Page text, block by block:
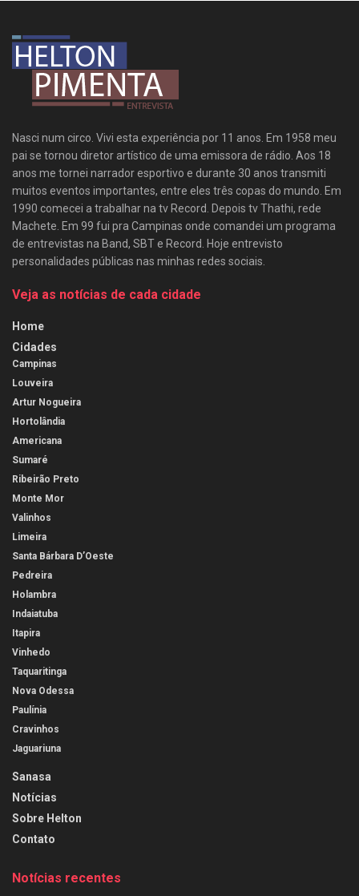
Nasci num circo. Vivi esta experiência por 11 anos. Em 1958 meu
pai se tornou diretor artístico de uma emissora de rádio. Aos 18
anos me tornei narrador esportivo e durante 30 anos transmiti
muitos eventos importantes, entre eles três copas do mundo. Em
1990 comecei a trabalhar na tv Record. Depois tv Thathi, rede
Machete. Em 99 fui pra Campinas onde comandei um programa
de entrevistas na Band, SBT e Record. Hoje entrevisto
personalidades públicas nas minhas redes sociais.
Veja as notícias de cada cidade
Home
Cidades
Campinas
Louveira
Artur Nogueira
Hortolândia
Americana
Sumaré
Ribeirão Preto
Monte Mor
Valinhos
Limeira
Santa Bárbara D’Oeste
Pedreira
Holambra
Indaiatuba
Itapira
Vinhedo
Taquaritinga
Nova Odessa
Paulínia
Cravinhos
Jaguariuna
Sanasa
Notícias
Sobre Helton
Contato
Notícias recentes